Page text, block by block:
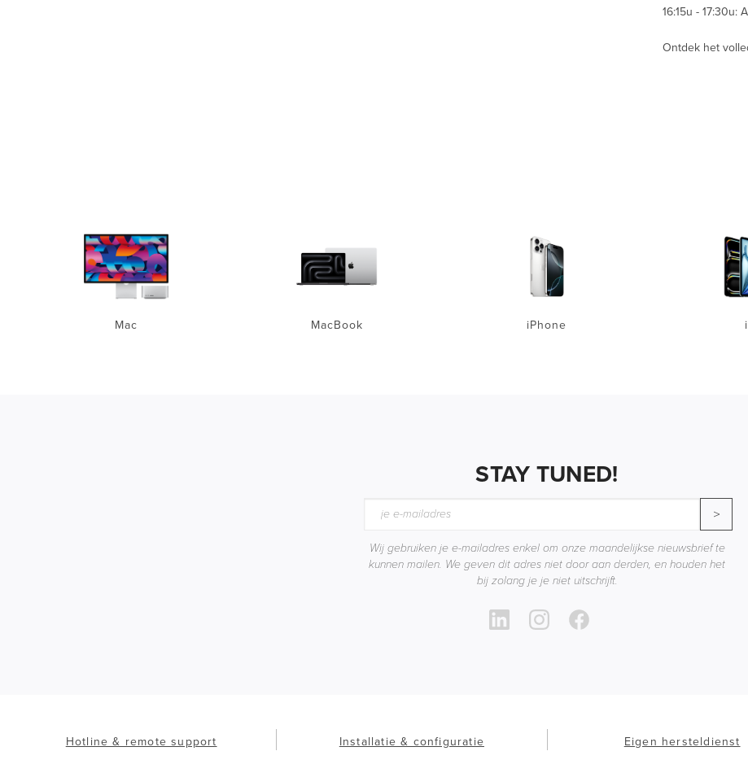
16:15u - 17:30u:
Ontdek het
Mac MacBook iPhone
STAY TUNED!
>
Wij gebruiken je e-mailadres enkel om onze maandelijkse nieuwsbrief te
kunnen mailen. We geven dit adres niet door aan derden, en houden het
bij zolang je je niet uitschrijft.
Hotline & remote support Installatie & configuratie Eigen hersteldienst